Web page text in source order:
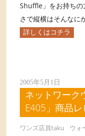
Shuffle」をお持ちの
さで縦横はそんなに
詳しくはコチラ
2005年5月1日
ネットワーク
E405」商品
ワンズ店員taku ウォ